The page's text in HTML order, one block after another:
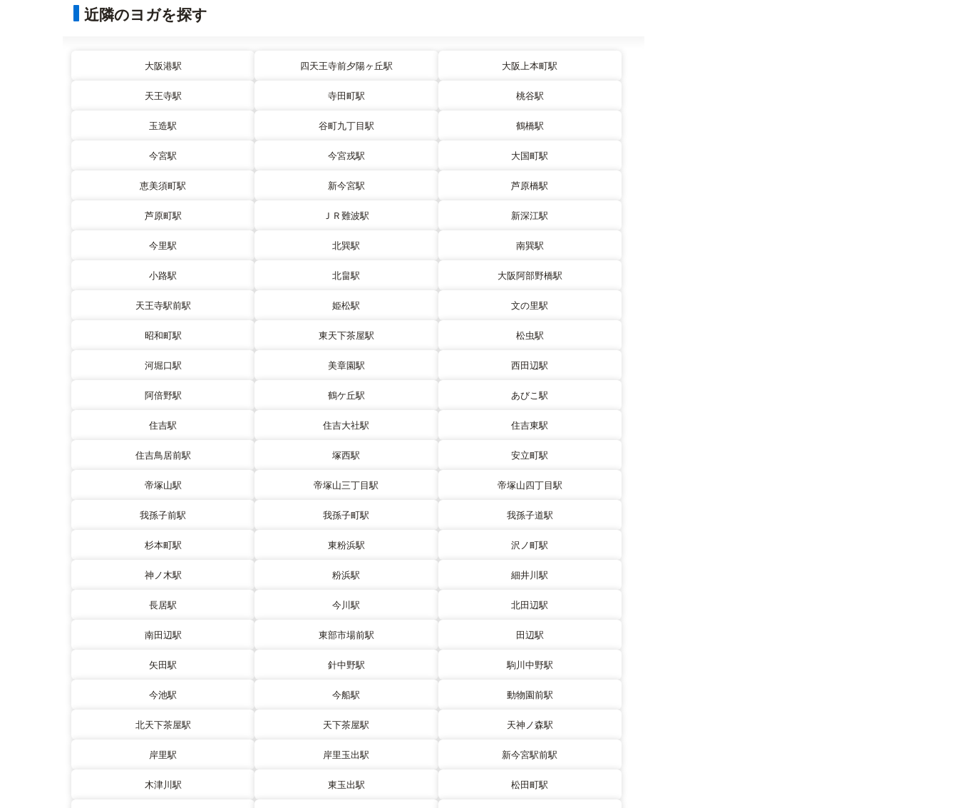
近隣のヨガを探す
大阪港駅 四天王寺前夕陽ヶ丘駅 大阪上本町駅
天王寺駅 寺田町駅 桃谷駅
玉造駅 谷町九丁目駅 鶴橋駅
今宮駅 今宮戎駅 大国町駅
恵美須町駅 新今宮駅 芦原橋駅
芦原町駅 ＪＲ難波駅 新深江駅
今里駅 北巽駅 南巽駅
小路駅 北畠駅 大阪阿部野橋駅
天王寺駅前駅 姫松駅 文の里駅
昭和町駅 東天下茶屋駅 松虫駅
河堀口駅 美章園駅 西田辺駅
阿倍野駅 鶴ケ丘駅 あびこ駅
住吉駅 住吉大社駅 住吉東駅
住吉鳥居前駅 塚西駅 安立町駅
帝塚山駅 帝塚山三丁目駅 帝塚山四丁目駅
我孫子前駅 我孫子町駅 我孫子道駅
杉本町駅 東粉浜駅 沢ノ町駅
神ノ木駅 粉浜駅 細井川駅
長居駅 今川駅 北田辺駅
南田辺駅 東部市場前駅 田辺駅
矢田駅 針中野駅 駒川中野駅
今池駅 今船駅 動物園前駅
北天下茶屋駅 天下茶屋駅 天神ノ森駅
岸里駅 岸里玉出駅 新今宮駅前駅
木津川駅 東玉出駅 松田町駅